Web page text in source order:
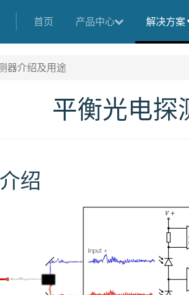
首页 产品中心 解决方案
器介绍及用途
平衡光电探
绍